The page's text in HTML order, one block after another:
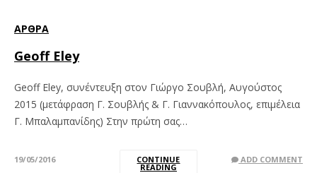
ΆΡΘΡΑ
Geoff Eley
Geoff Eley, συνέντευξη στον Γιώργο Σουβλή, Αυγούστος
2015 (μετάφραση Γ. Σουβλής & Γ. Γιαννακόπουλος, επιμέλεια
Γ. Μπαλαμπανίδης) Στην πρώτη σας…
19/05/2016 CONTINUE
READING
ADD COMMENT